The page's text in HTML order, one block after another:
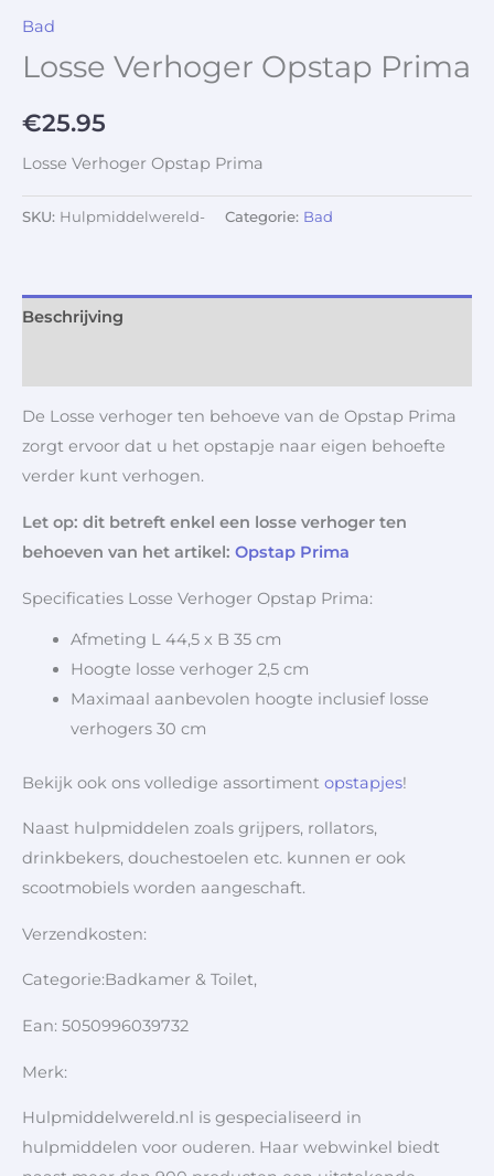
Bad
Losse Verhoger Opstap Prima
€25.95
Losse Verhoger Opstap Prima
SKU: Hulpmiddelwereld- Categorie: Bad
Beschrijving
De Losse verhoger ten behoeve van de Opstap Prima
zorgt ervoor dat u het opstapje naar eigen behoefte
verder kunt verhogen.
Let op: dit betreft enkel een losse verhoger ten
behoeven van het artikel: Opstap Prima
Specificaties Losse Verhoger Opstap Prima:
Afmeting L 44,5 x B 35 cm
Hoogte losse verhoger 2,5 cm
Maximaal aanbevolen hoogte inclusief losse
verhogers 30 cm
Bekijk ook ons volledige assortiment opstapjes!
Naast hulpmiddelen zoals grijpers, rollators,
drinkbekers, douchestoelen etc. kunnen er ook
scootmobiels worden aangeschaft.
Verzendkosten:
Categorie:Badkamer & Toilet,
Ean: 5050996039732
Merk:
Hulpmiddelwereld.nl is gespecialiseerd in
hulpmiddelen voor ouderen. Haar webwinkel biedt